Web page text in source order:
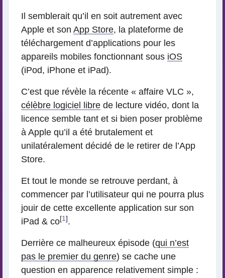
Il semblerait qu’il en soit autrement avec
Apple et son App Store, la plateforme de
téléchargement d’applications pour les
appareils mobiles fonctionnant sous iOS
(iPod, iPhone et iPad).
C’est que révèle la récente « affaire VLC »,
célèbre logiciel libre de lecture vidéo, dont la
licence semble tant et si bien poser problème
à Apple qu’il a été brutalement et
unilatéralement décidé de le retirer de l’App
Store.
Et tout le monde se retrouve perdant, à
commencer par l’utilisateur qui ne pourra plus
jouir de cette excellente application sur son
iPad & co[1] .
Derrière ce malheureux épisode (qui n’est
pas le premier du genre) se cache une
question en apparence relativement simple :